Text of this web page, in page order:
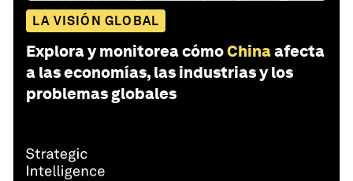
LA VISIÓN GLOBAL
Explora y monitorea cómoChinaafecta
a las economías, las industrias y los
problemas globales